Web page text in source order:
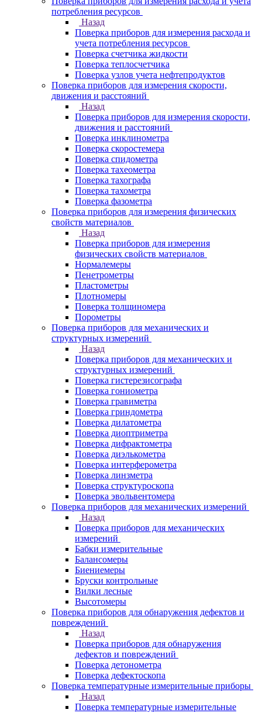
потребления ресурсов
Назад
Поверка приборов для измерения расхода и
учета потребления ресурсов
Поверка счетчика жидкости
Поверка теплосчетчика
Поверка узлов учета нефтепродуктов
Поверка приборов для измерения скорости,
движения и расстояний
Назад
Поверка приборов для измерения скорости,
движения и расстояний
Поверка инклинометра
Поверка скоростемера
Поверка спидометра
Поверка тахеометра
Поверка тахографа
Поверка тахометра
Поверка фазометра
Поверка приборов для измерения физических
свойств материалов
Назад
Поверка приборов для измерения
физических свойств материалов
Нормалемеры
Пенетрометры
Пластометры
Плотномеры
Поверка толщиномера
Порометры
Поверка приборов для механических и
структурных измерений
Назад
Поверка приборов для механических и
структурных измерений
Поверка гистерезисографа
Поверка гониометра
Поверка гравиметра
Поверка гриндометра
Поверка дилатометра
Поверка диоптриметра
Поверка дифрактометра
Поверка диэлькометра
Поверка интерферометра
Поверка линзметра
Поверка структуроскопа
Поверка эвольвентомера
Поверка приборов для механических измерений
Назад
Поверка приборов для механических
измерений
Бабки измерительные
Балансомеры
Биениемеры
Бруски контрольные
Вилки лесные
Высотомеры
Поверка приборов для обнаружения дефектов и
повреждений
Назад
Поверка приборов для обнаружения
дефектов и повреждений
Поверка детонометра
Поверка дефектоскопа
Поверка температурные измерительные приборы
Назад
Поверка температурные измерительные